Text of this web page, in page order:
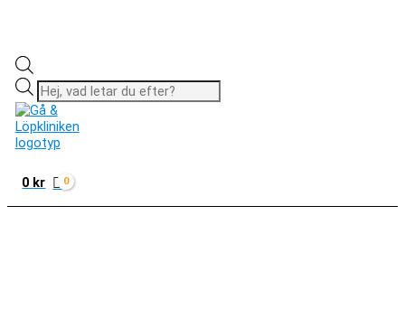
Produktsökning
0 kr